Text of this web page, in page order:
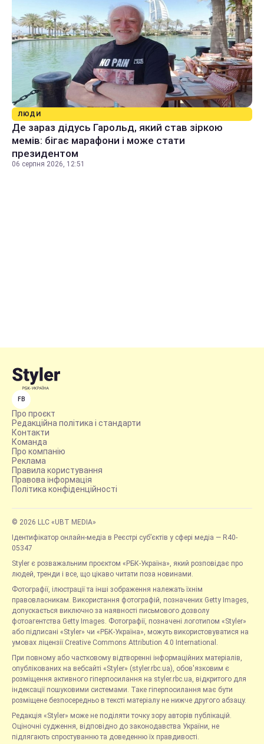
ЛЮДИ
Де зараз дідусь Гарольд, який став зіркою
мемів: бігає марафони і може стати
президентом
06 серпня 2026, 12:51
FB
Про проєкт
Редакційна політика і стандарти
Контакти
Команда
Про компанію
Реклама
Правила користування
Правова інформація
Політика конфіденційності
© 2026 LLC «UBT MEDIA»
Ідентифікатор онлайн-медіа в Реєстрі суб’єктів у сфері медіа — R40-
05347
Styler є розважальним проєктом «РБК-Україна», який розповідає про
людей, тренди і все, що цікаво читати поза новинами.
Фотографії, ілюстрації та інші зображення належать їхнім
правовласникам. Використання фотографій, позначених Getty Images,
допускається виключно за наявності письмового дозволу
фотоагентства Getty Images. Фотографії, позначені логотипом «Styler»
або підписані «Styler» чи «РБК-Україна», можуть використовуватися на
умовах ліцензії Creative Commons Attribution 4.0 International.
При повному або частковому відтворенні інформаційних матеріалів,
опублікованих на вебсайті «Styler» (styler.rbc.ua), обов'язковим є
розміщення активного гіперпосилання на styler.rbc.ua, відкритого для
індексації пошуковими системами. Таке гіперпосилання має бути
розміщене безпосередньо в тексті матеріалу не нижче другого абзацу.
Редакція «Styler» може не поділяти точку зору авторів публікацій.
Оціночні судження, відповідно до законодавства України, не
підлягають спростуванню та доведенню їх правдивості.